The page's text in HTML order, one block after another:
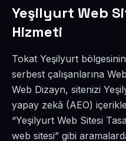
Yeşilyurt Web
Hizmeti
Tokat Yeşilyurt
serbest çalışanlarına
Web Dizayn, sitenizi
yapay zekâ (AEO)
“Yeşilyurt Web Sitesi
web sitesi” gibi